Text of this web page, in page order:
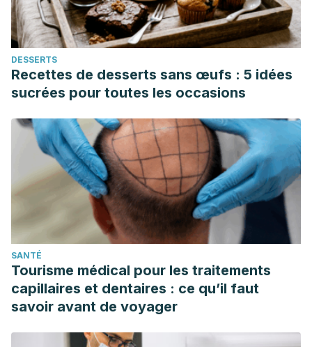
respiratory effects of sodium borate particulate exposures.
Environmental Health Perspectives. 1994; 102(suppl): 119-
128.
DESSERTS
Recettes de desserts sans œufs : 5 idées
sucrées pour toutes les occasions
SANTÉ
Tourisme médical pour les traitements
capillaires et dentaires : ce qu’il faut
savoir avant de voyager